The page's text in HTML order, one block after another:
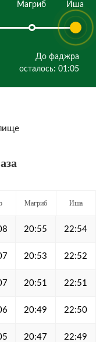
Магриб Иша
До фаджра
осталось: 01:05
Магриб Иша
20:55 22:54
20:53 22:52
20:51 22:51
20:49 22:50
20:47 22:49